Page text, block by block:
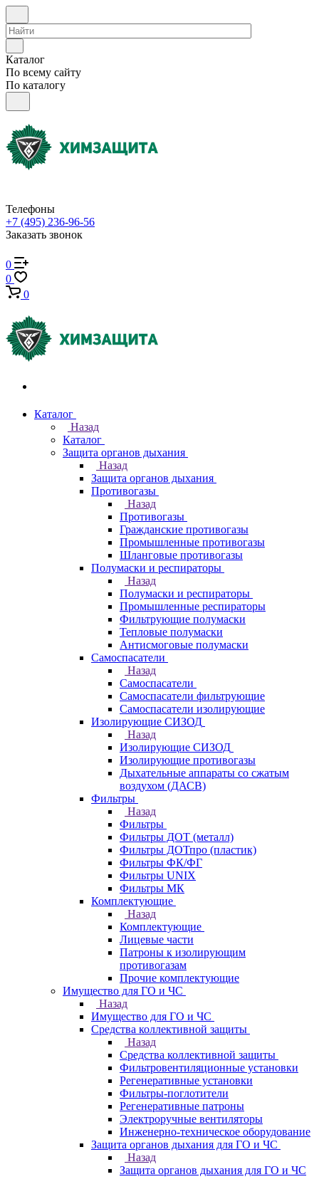
Каталог
По всему сайту
По каталогу
Телефоны
+7 (495) 236-96-56
Заказать звонок
0
0
0
Каталог
Назад
Каталог
Защита органов дыхания
Назад
Защита органов дыхания
Противогазы
Назад
Противогазы
Гражданские противогазы
Промышленные противогазы
Шланговые противогазы
Полумаски и респираторы
Назад
Полумаски и респираторы
Промышленные респираторы
Фильтрующие полумаски
Тепловые полумаски
Антисмоговые полумаски
Самоспасатели
Назад
Самоспасатели
Самоспасатели фильтрующие
Самоспасатели изолирующие
Изолирующие СИЗОД
Назад
Изолирующие СИЗОД
Изолирующие противогазы
Дыхательные аппараты со сжатым
воздухом (ДАСВ)
Фильтры
Назад
Фильтры
Фильтры ДОТ (металл)
Фильтры ДОТпро (пластик)
Фильтры ФК/ФГ
Фильтры UNIX
Фильтры МК
Комплектующие
Назад
Комплектующие
Лицевые части
Патроны к изолирующим
противогазам
Прочие комплектующие
Имущество для ГО и ЧС
Назад
Имущество для ГО и ЧС
Средства коллективной защиты
Назад
Средства коллективной защиты
Фильтровентиляционные установки
Регенеративные установки
Фильтры-поглотители
Регенеративные патроны
Электроручные вентиляторы
Инженерно-техническое оборудование
Защита органов дыхания для ГО и ЧС
Назад
Защита органов дыхания для ГО и ЧС